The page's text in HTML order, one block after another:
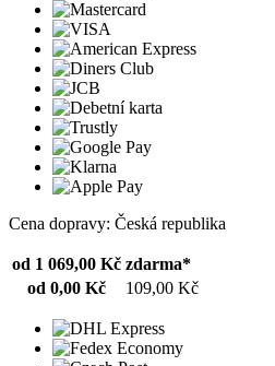
Cena dopravy: Česká republika
od 1 069,00 Kč zdarma*
od 0,00 Kč
109,00 Kč